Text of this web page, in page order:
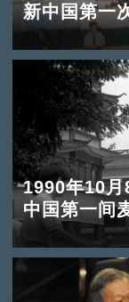
新中国第一
1990年10月
中国第一间